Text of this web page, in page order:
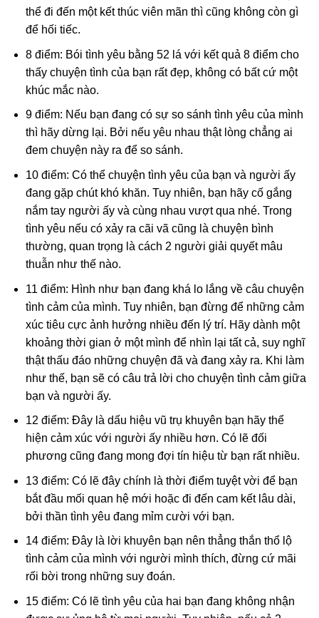
thể đi đến một kết thúc viên mãn thì cũng không còn gì
để hối tiếc.
8 điểm: Bói tình yêu bằng 52 lá với kết quả 8 điểm cho
thấy chuyện tình của bạn rất đẹp, không có bất cứ một
khúc mắc nào.
9 điểm: Nếu bạn đang có sự so sánh tình yêu của mình
thì hãy dừng lại. Bởi nếu yêu nhau thật lòng chẳng ai
đem chuyện này ra để so sánh.
10 điểm: Có thể chuyện tình yêu của bạn và người ấy
đang gặp chút khó khăn. Tuy nhiên, bạn hãy cố gắng
nắm tay người ấy và cùng nhau vượt qua nhé. Trong
tình yêu nếu có xảy ra cãi vã cũng là chuyện bình
thường, quan trọng là cách 2 người giải quyết mâu
thuẫn như thế nào.
11 điểm: Hình như bạn đang khá lo lắng về câu chuyện
tình cảm của mình. Tuy nhiên, bạn đừng để những cảm
xúc tiêu cực ảnh hưởng nhiều đến lý trí. Hãy dành một
khoảng thời gian ở một mình để nhìn lại tất cả, suy nghĩ
thật thấu đáo những chuyện đã và đang xảy ra. Khi làm
như thế, bạn sẽ có câu trả lời cho chuyện tình cảm giữa
bạn và người ấy.
12 điểm: Đây là dấu hiệu vũ trụ khuyên bạn hãy thể
hiện cảm xúc với người ấy nhiều hơn. Có lẽ đối
phương cũng đang mong đợi tín hiệu từ bạn rất nhiều.
13 điểm: Có lẽ đây chính là thời điểm tuyệt vời để bạn
bắt đầu mối quan hệ mới hoặc đi đến cam kết lâu dài,
bởi thần tình yêu đang mỉm cười với bạn.
14 điểm: Đây là lời khuyên bạn nên thẳng thắn thổ lộ
tình cảm của mình với người mình thích, đừng cứ mãi
rối bời trong những suy đoán.
15 điểm: Có lẽ tình yêu của hai bạn đang không nhận